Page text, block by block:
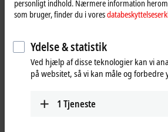
Automation
Technology
HjemmesideProdukter I/O Bus Terminals
KL9160 | Potential supply
terminal, 120…230 V AC,
diagnostics
personligt indhold. Nærmere information
som bruger, finder du i vores
Ydelse & statistik
Ved hjælp af disse teknologier kan vi
på websitet, så vi kan måle og forbedre
1 Tjeneste